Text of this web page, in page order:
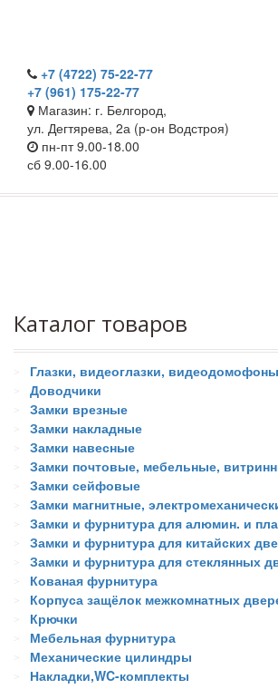
+7 (4722) 75-22-77
+7 (961) 175-22-77
Магазин: г. Белгород,
ул. Дегтярева, 2а (р-он Водстроя)
пн-пт 9.00-18.00
сб 9.00-16.00
Каталог товаров
Глазки, видеоглазки, видеодомофоны
Доводчики
Замки врезные
Замки накладные
Замки навесные
Замки почтовые, мебельные,
Замки сейфовые
Замки магнитные,
Замки и фурнитура для алюмин. и
Замки и фурнитура для китайских
Замки и фурнитура для стеклянных
Кованая фурнитура
Корпуса защёлок межкомнатных
Крючки
Мебельная фурнитура
Механические цилиндры
Накладки,WC-комплекты